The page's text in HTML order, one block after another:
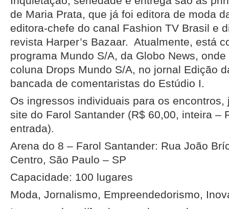
de Maria Prata, que já foi editora de moda
editora-chefe do canal Fashion TV Brasil e
revista Harper’s Bazaar. Atualmente, está
programa Mundo S/A, da Globo News,
coluna Drops Mundo S/A, no jornal Edição
bancada de comentaristas do Estúdio I.
Os ingressos individuais para os encontros,
site do Farol Santander (R$ 60,00, inteira –
entrada).
Arena do 8 – Farol Santander: Rua João
Centro, São Paulo – SP
Capacidade: 100 lugares
Moda, Jornalismo, Empreendedorismo,